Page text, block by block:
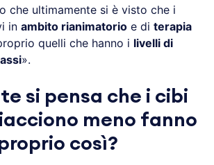
che ultimamente si è visto che i
in ambito rianimatorio e di terapia
quelli che hanno i livelli di
».
si pensa che i cibi
meno fanno
così?